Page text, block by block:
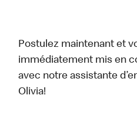
Postulez maintenant et
immédiatement mis en
avec notre assistante
Olivia!